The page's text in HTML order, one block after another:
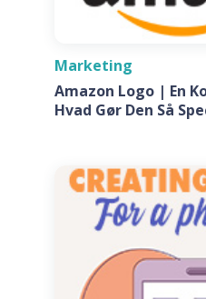
Marketing
Amazon Logo | En
Hvad Gør Den Så